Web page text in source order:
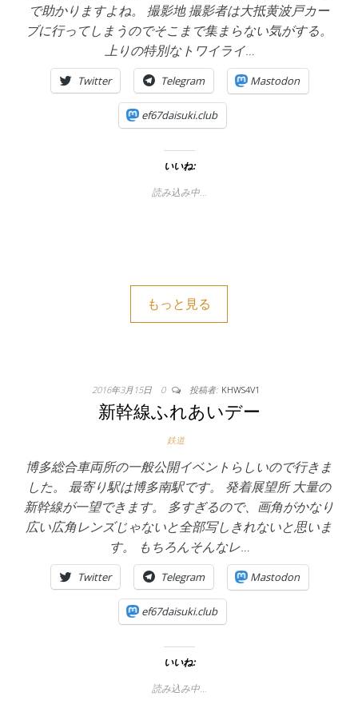
で助かりますよね。 撮影地 撮影者は大抵黄波戸カー
ブに行ってしまうのでそこまで集まらない気がする。
上りの特別なトワイライ…
Twitter Telegram Mastodon
ef67daisuki.club
いいね:
読み込み中…
もっと見る
2016年3月15日 0 投稿者: KHWS4V1
新幹線ふれあいデー
鉄道
博多総合車両所の一般公開イベントらしいので行きま
した。 最寄り駅は博多南駅です。 発着展望所 大量の
新幹線が一望できます。 多すぎるので、画角がかなり
広い広角レンズじゃないと全部写しきれないと思いま
す。 もちろんそんなレ…
Twitter Telegram Mastodon
ef67daisuki.club
いいね:
読み込み中…